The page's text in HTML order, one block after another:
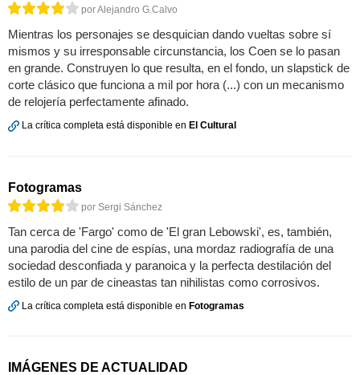
por Alejandro G.Calvo
Mientras los personajes se desquician dando vueltas sobre sí
mismos y su irresponsable circunstancia, los Coen se lo pasan
en grande. Construyen lo que resulta, en el fondo, un slapstick de
corte clásico que funciona a mil por hora (...) con un mecanismo
de relojería perfectamente afinado.
La crítica completa está disponible en El Cultural
Fotogramas
por Sergi Sánchez
Tan cerca de 'Fargo' como de 'El gran Lebowski', es, también,
una parodia del cine de espías, una mordaz radiografía de una
sociedad desconfiada y paranoica y la perfecta destilación del
estilo de un par de cineastas tan nihilistas como corrosivos.
La crítica completa está disponible en Fotogramas
IMÁGENES DE ACTUALIDAD